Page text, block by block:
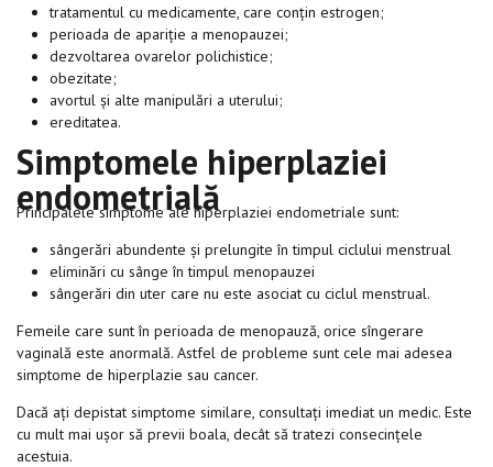
tratamentul cu medicamente, care conțin estrogen;
perioada de apariție a menopauzei;
dezvoltarea ovarelor polichistice;
obezitate;
avortul și alte manipulări a uterului;
ereditatea.
Simptomele hiperplaziei
endometrială
Principalele simptome ale hiperplaziei endometriale sunt:
sângerări abundente și prelungite în timpul ciclului menstrual
eliminări cu sânge în timpul menopauzei
sângerări din uter care nu este asociat cu ciclul menstrual.
Femeile care sunt în perioada de menopauză, orice sîngerare
vaginală este anormală. Astfel de probleme sunt cele mai adesea
simptome de hiperplazie sau cancer.
Dacă ați depistat simptome similare, consultați imediat un medic. Este
cu mult mai ușor să previi boala, decât să tratezi consecințele
acestuia.